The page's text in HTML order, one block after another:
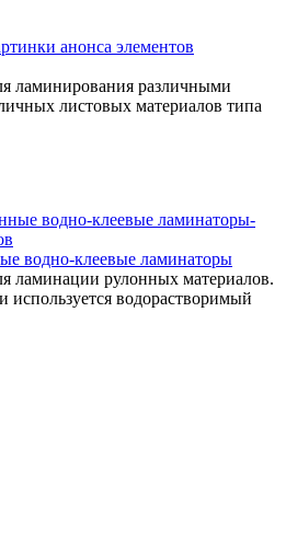
ламинирования различными
листовых материалов типа
водно-клеевые ламинаторы
ламинации рулонных материалов.
водорастворимый